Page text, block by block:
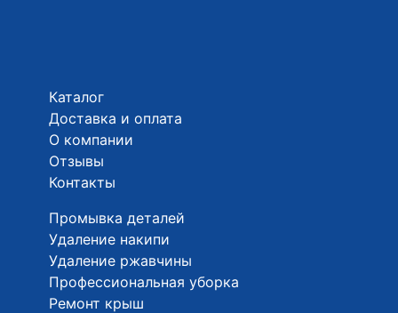
Каталог
Доставка и оплата
О компании
Отзывы
Контакты
Промывка деталей
Удаление накипи
Удаление ржавчины
Профессиональная уборка
Ремонт крыш